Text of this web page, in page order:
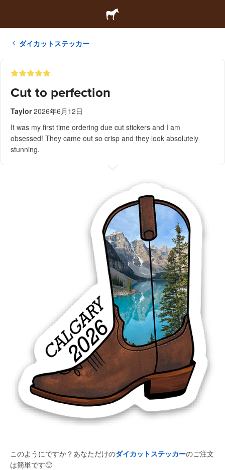
ダイカットステッカー
Cut to perfection
Taylor 2026年6月12日
It was my first time ordering due cut stickers and I am
obsessed! They came out so crisp and they look absolutely
stunning.
このようにですか？あなただけのダイカットステッカーのご注文
は簡単です🙂